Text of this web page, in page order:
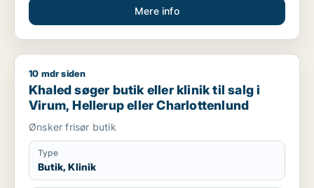
Mere info
Khaled søger butik eller klinik til salg i Virum, Hellerup eller
10 mdr siden
Khaled søger butik eller klinik til salg i
Virum, Hellerup eller Charlottenlund
Ønsker frisør butik
Type
Butik, Klinik